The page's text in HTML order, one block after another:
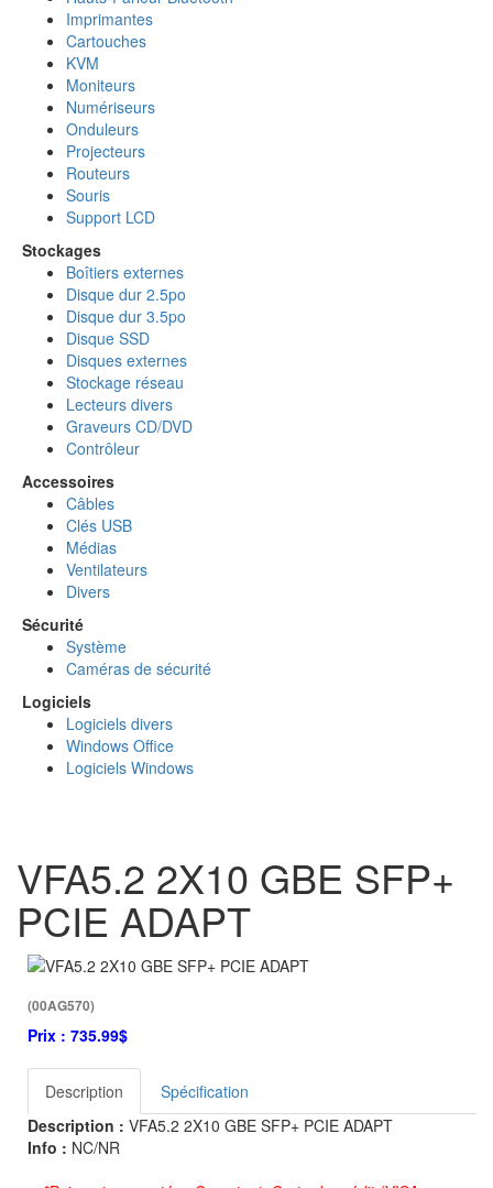
Imprimantes
Cartouches
KVM
Moniteurs
Numériseurs
Onduleurs
Projecteurs
Routeurs
Souris
Support LCD
Stockages
Boîtiers externes
Disque dur 2.5po
Disque dur 3.5po
Disque SSD
Disques externes
Stockage réseau
Lecteurs divers
Graveurs CD/DVD
Contrôleur
Accessoires
Câbles
Clés USB
Médias
Ventilateurs
Divers
Sécurité
Système
Caméras de sécurité
Logiciels
Logiciels divers
Windows Office
Logiciels Windows
VFA5.2 2X10 GBE SFP+
PCIE ADAPT
(00AG570)
Prix : 735.99$
Description
Spécification
Description : VFA5.2 2X10 GBE SFP+ PCIE ADAPT
Info : NC/NR